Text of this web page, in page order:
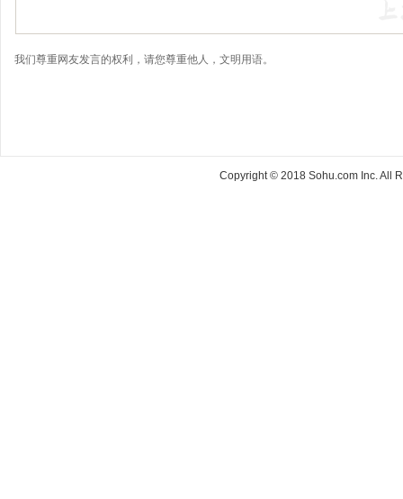
我们尊重网友发言的权利，请您尊重他人，文明用语。
Copyright © 2018 Sohu.com Inc. All